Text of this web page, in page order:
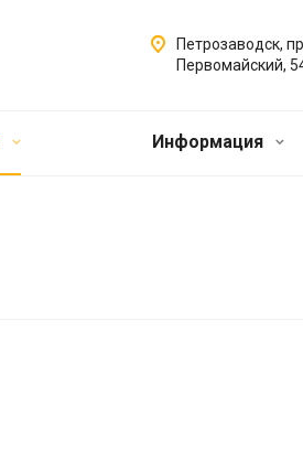
Петрозаводск,
Первомайский,
Информация